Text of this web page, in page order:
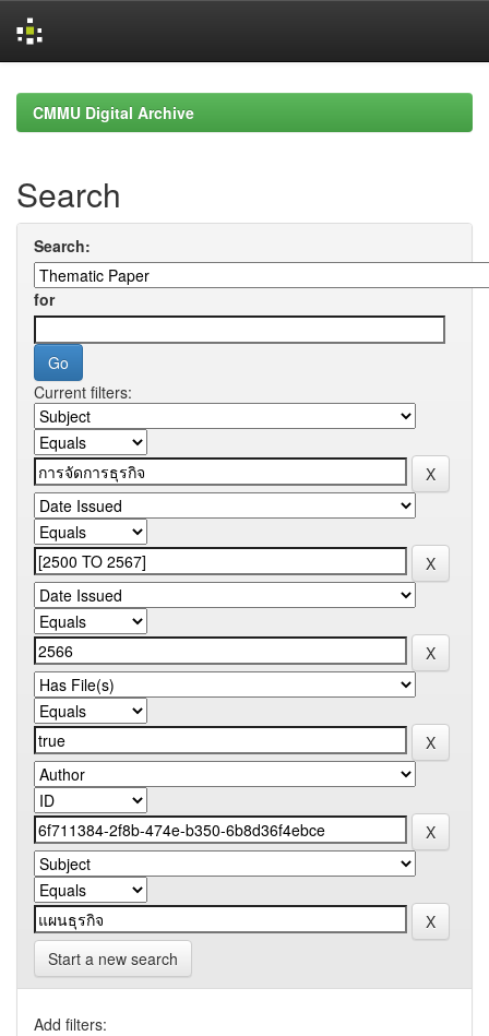
navigationCMMU Digital Archive
Search
Search:
for
Current filters:
Start a new search
Add filters: